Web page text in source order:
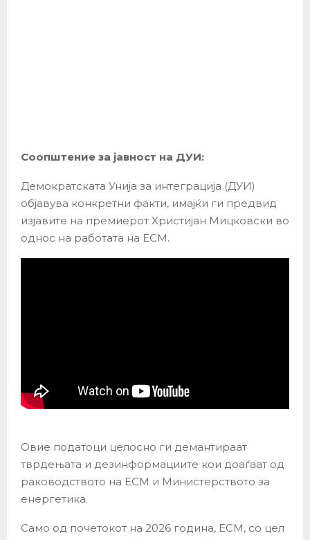
Соопштение за јавност на ДУИ:
Демократската Унија за интеграција (ДУИ)
објавува конкретни факти, имајќи ги предвид
изјавите на премиерот Христијан Мицковски во
однос на работата на ЕСМ.
Овие податоци целосно ги демантираат
тврдењата и дезинформациите кои доаѓаат од
раководството на ЕСМ и Министерството за
енергетика.
Само од почетокот на 2026 година, ЕСМ, со цел